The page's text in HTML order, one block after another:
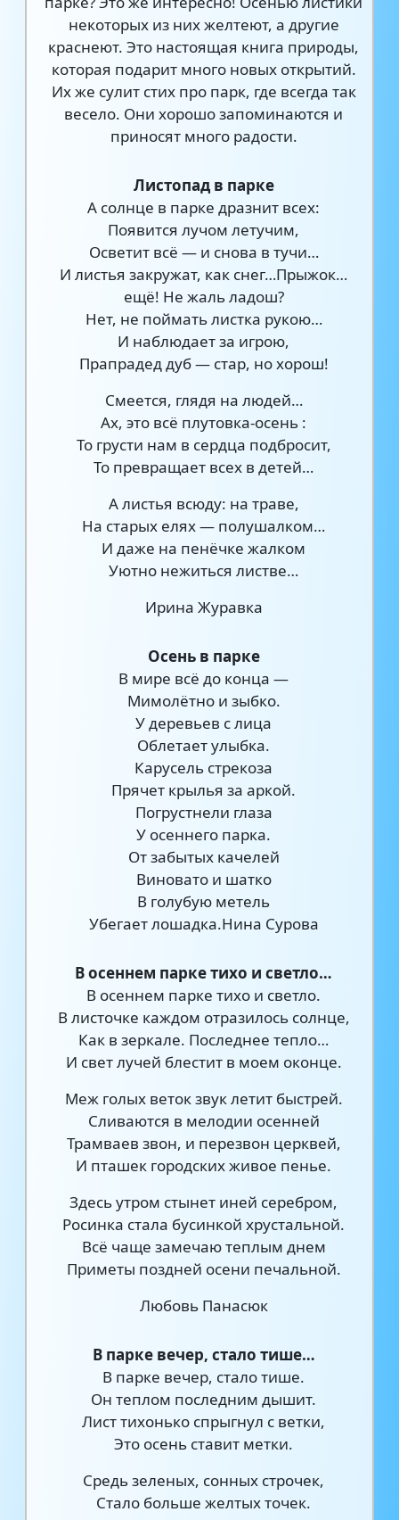
некоторых из них желтеют, а другие
краснеют. Это настоящая книга природы,
которая подарит много новых открытий.
Их же сулит стих про парк, где всегда так
весело. Они хорошо запоминаются и
приносят много радости.
Листопад в парке
А солнце в парке дразнит всех:
Появится лучом летучим,
Осветит всё — и снова в тучи…
И листья закружат, как снег…Прыжок…
ещё! Не жаль ладош?
Нет, не поймать листка рукою…
И наблюдает за игрою,
Прапрадед дуб — стар, но хорош!
Смеется, глядя на людей…
Ах, это всё плутовка-осень :
То грусти нам в сердца подбросит,
То превращает всех в детей…
А листья всюду: на траве,
На старых елях — полушалком…
И даже на пенёчке жалком
Уютно нежиться листве…
Ирина Журавка
Осень в парке
В мире всё до конца —
Мимолётно и зыбко.
У деревьев с лица
Облетает улыбка.
Карусель стрекоза
Прячет крылья за аркой.
Погрустнели глаза
У осеннего парка.
От забытых качелей
Виновато и шатко
В голубую метель
Убегает лошадка.Нина Сурова
В осеннем парке тихо и светло…
В осеннем парке тихо и светло.
В листочке каждом отразилось солнце,
Как в зеркале. Последнее тепло…
И свет лучей блестит в моем оконце.
Меж голых веток звук летит быстрей.
Сливаются в мелодии осенней
Трамваев звон, и перезвон церквей,
И пташек городских живое пенье.
Здесь утром стынет иней серебром,
Росинка стала бусинкой хрустальной.
Всё чаще замечаю теплым днем
Приметы поздней осени печальной.
Любовь Панасюк
В парке вечер, стало тише…
В парке вечер, стало тише.
Он теплом последним дышит.
Лист тихонько спрыгнул с ветки,
Это осень ставит метки.
Средь зеленых, сонных строчек,
Стало больше желтых точек.